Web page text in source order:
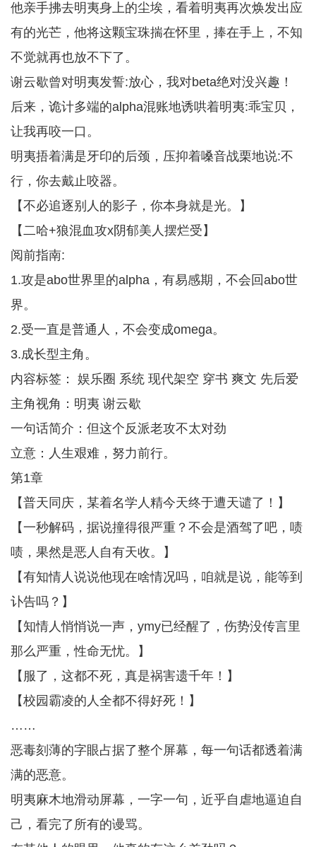
他亲手拂去明夷身上的尘埃，看着明夷再次焕发出应
有的光芒，他将这颗宝珠揣在怀里，捧在手上，不知
不觉就再也放不下了。
谢云歇曾对明夷发誓:放心，我对beta绝对没兴趣！
后来，诡计多端的alpha混账地诱哄着明夷:乖宝贝，
让我再咬一口。
明夷捂着满是牙印的后颈，压抑着嗓音战栗地说:不
行，你去戴止咬器。
【不必追逐别人的影子，你本身就是光。】
【二哈+狼混血攻x阴郁美人摆烂受】
阅前指南:
1.攻是abo世界里的alpha，有易感期，不会回abo世
界。
2.受一直是普通人，不会变成omega。
3.成长型主角。
内容标签： 娱乐圈 系统 现代架空 穿书 爽文 先后爱
主角视角：明夷 谢云歇
一句话简介：但这个反派老攻不太对劲
立意：人生艰难，努力前行。
第1章
【普天同庆，某着名学人精今天终于遭天谴了！】
【一秒解码，据说撞得很严重？不会是酒驾了吧，啧
啧，果然是恶人自有天收。】
【有知情人说说他现在啥情况吗，咱就是说，能等到
讣告吗？】
【知情人悄悄说一声，ymy已经醒了，伤势没传言里
那么严重，性命无忧。】
【服了，这都不死，真是祸害遗千年！】
【校园霸凌的人全都不得好死！】
……
恶毒刻薄的字眼占据了整个屏幕，每一句话都透着满
满的恶意。
明夷麻木地滑动屏幕，一字一句，近乎自虐地逼迫自
己，看完了所有的谩骂。